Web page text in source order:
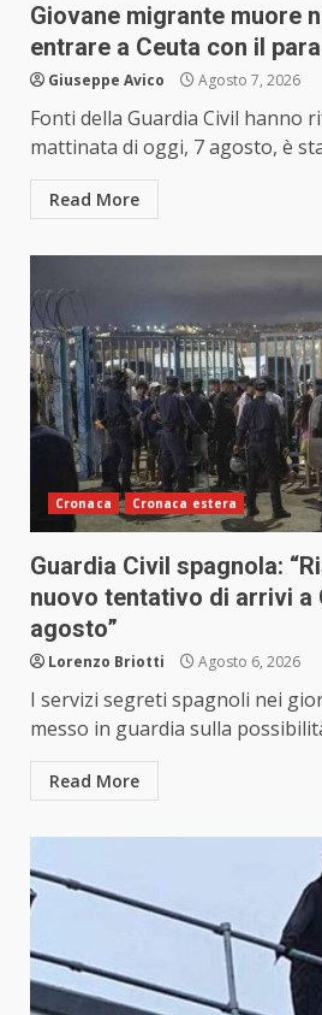
Giovane migrante muore
entrare a Ceuta con il
Giuseppe Avico Agosto 7, 2026
Fonti della Guardia Civil hanno
mattinata di oggi, 7 agosto, è
Read More
Cronaca Cronaca estera
Guardia Civil spagnola:
nuovo tentativo di arrivi a
agosto”
Lorenzo Briotti Agosto 6, 2026
I servizi segreti spagnoli nei
messo in guardia sulla
Read More